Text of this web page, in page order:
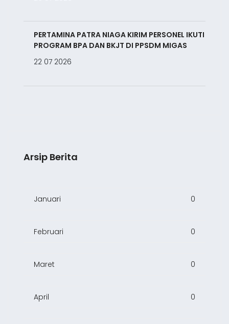
PERTAMINA PATRA NIAGA KIRIM PERSONEL IKUTI
PROGRAM BPA DAN BKJT DI PPSDM MIGAS
22 07 2026
Arsip Berita
Januari 0
Februari 0
Maret 0
April 0